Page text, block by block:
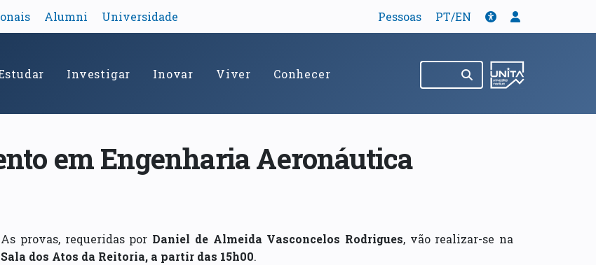
Alumni Universidade Pessoas PT/EN Tradução
Acessibilidade
Investigar Inovar Viver Conhecer Pesquisar no site (abre em
em Engenharia Aeronáutica
As provas, requeridas por Daniel de Almeida Vasconcelos Rodrigues, vão realizar-se na
Sala dos Atos da Reitoria, a partir das 15h00.